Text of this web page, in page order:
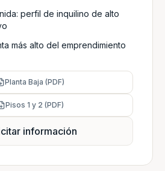
perfil de inquilino de alto
más alto del emprendimiento
Planta Baja (PDF)
Pisos 1 y 2 (PDF)
información